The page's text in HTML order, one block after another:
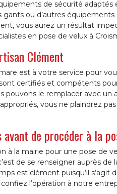
de sécurité
ou d’autres équipements
vous aurez un résultat
en pose de velux à
Clément
est à votre service pour
certifiés et compétents
le remplacer avec un
vous ne plaindrez
de procéder à la
à la mairie pour une pose de
de se renseigner auprès
est clément puisqu’il s’agit
l’opération à notre